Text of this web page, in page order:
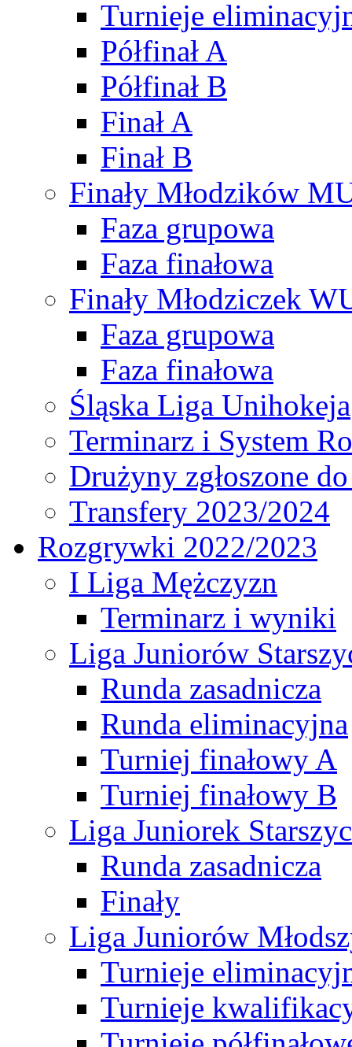
Turnieje
Półfinał A
Półfinał B
Finał A
Finał B
Finały Młodzików
Faza grupowa
Faza finałowa
Finały Młodziczek
Faza grupowa
Faza finałowa
Śląska Liga Unihokeja
Terminarz i System
Drużyny zgłoszone
Transfery 2023/2024
Rozgrywki 2022/2023
I Liga Mężczyzn
Terminarz i wyniki
Liga Juniorów
Runda zasadnicza
Runda eliminacyjna
Turniej finałowy A
Turniej finałowy B
Liga Juniorek
Runda zasadnicza
Finały
Liga Juniorów
Turnieje
Turnieje